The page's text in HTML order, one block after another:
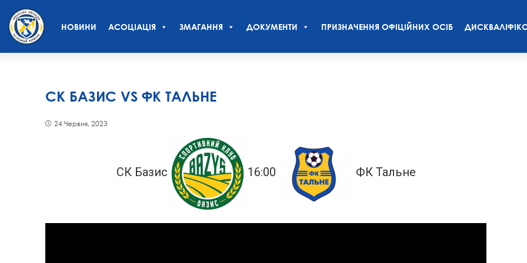
НОВИНИ АСОЦІАЦІЯ ЗМАГАННЯ ДОКУМЕНТИ ПРИЗНАЧЕННЯ ОФІЦІЙНИХ ОСІБ
СК БАЗИС VS ФК ТАЛЬНЕ
24 Червня, 2023
СК Базис 16:00 ФК Тальне